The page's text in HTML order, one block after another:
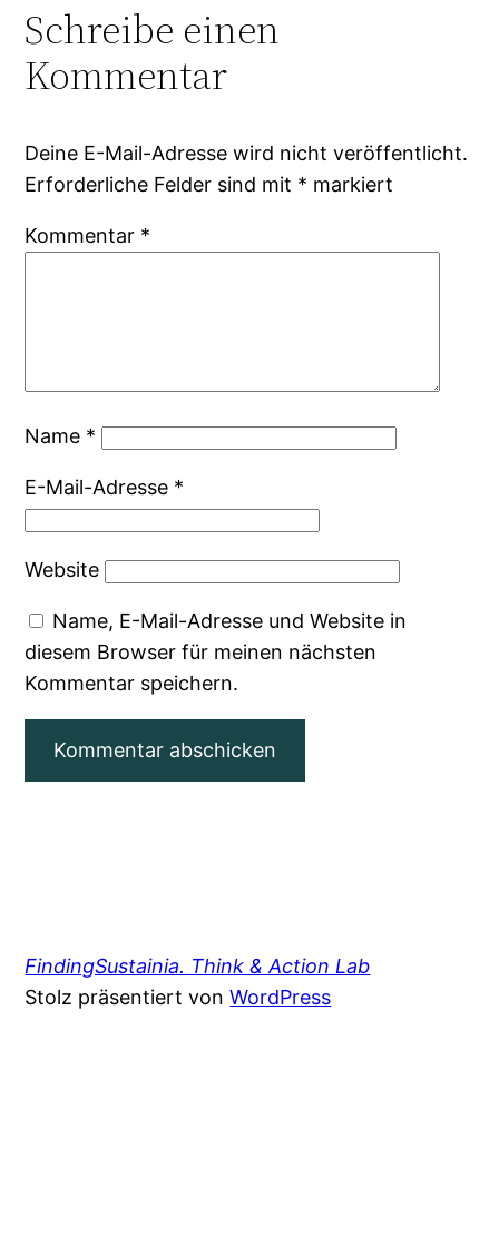
Schreibe einen
Kommentar
Deine E-Mail-Adresse wird nicht veröffentlicht.
Erforderliche Felder sind mit * markiert
Kommentar *
Name *
E-Mail-Adresse *
Website
Name, E-Mail-Adresse und Website in
diesem Browser für meinen nächsten
Kommentar speichern.
FindingSustainia. Think & Action Lab
Stolz präsentiert vonWordPress